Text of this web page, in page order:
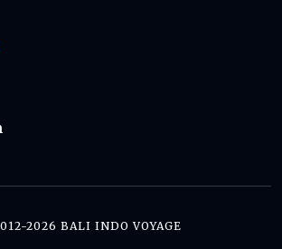
2026 BALI INDO VOYAGE